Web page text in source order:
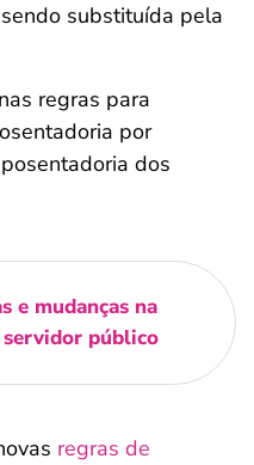
substituída pela
regras para
por
dos
e mudanças na
público
regras de